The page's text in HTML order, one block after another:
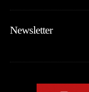
Newsletter